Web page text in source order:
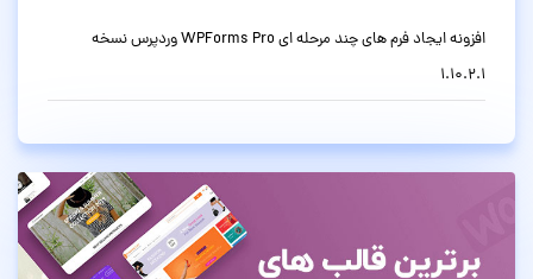
افزونه ایجاد فرم های چند مرحله ای WPForms Pro وردپرس نسخه
1.10.2.1